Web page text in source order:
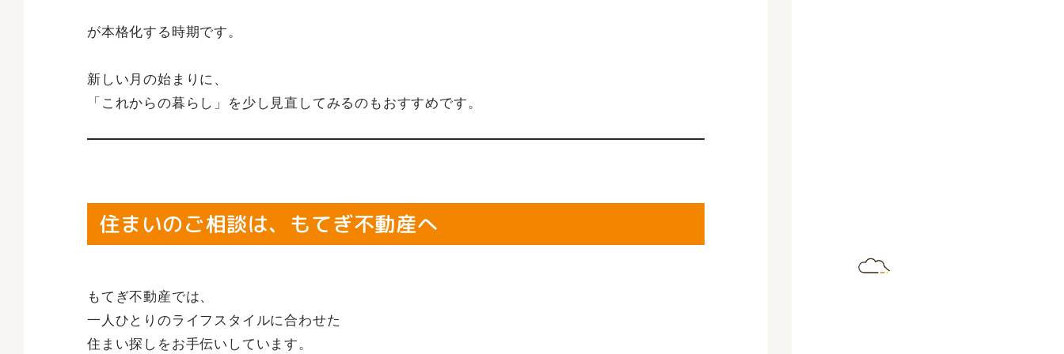
が本格化する時期です。
新しい月の始まりに、
「これからの暮らし」を少し見直してみるのもおすすめです。
住まいのご相談は、もてぎ不動産へ
もてぎ不動産では、
一人ひとりのライフスタイルに合わせた
住まい探しをお手伝いしています。